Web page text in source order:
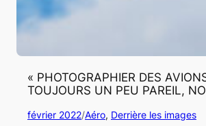
« PHOTOGRAPHIER DES
TOUJOURS UN PEU PAREIL,
février 2022/Aéro, Derrière les images